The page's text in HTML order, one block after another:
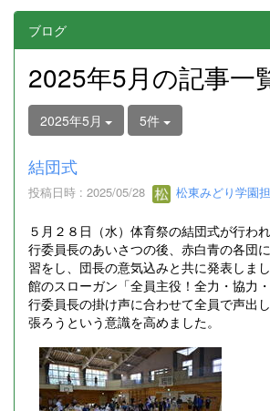
ブログ
2025年5月の記事一
2025年5月 5件
結団式
投稿日時 : 2025/05/28 松東みどり学園
５月２８日（水）体育祭の結団式が行わ
行委員長のあいさつの後、赤白青の各団
習をし、団長の意気込みと共に発表しま
館のスローガン「全員主役！全力・協力
行委員長の掛け声に合わせて全員で声出
張ろうという意識を高めました。